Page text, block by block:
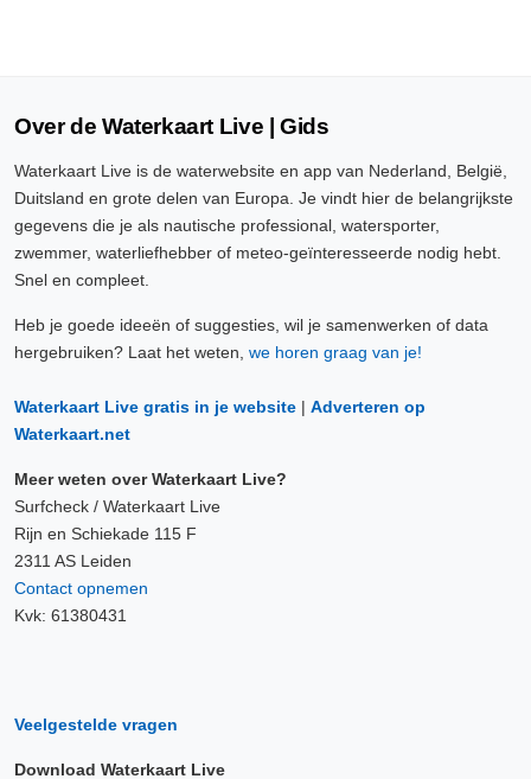
Over de Waterkaart Live | Gids
Waterkaart Live is de waterwebsite en app van Nederland, België,
Duitsland en grote delen van Europa. Je vindt hier de belangrijkste
gegevens die je als nautische professional, watersporter,
zwemmer, waterliefhebber of meteo-geïnteresseerde nodig hebt.
Snel en compleet.
Heb je goede ideeën of suggesties, wil je samenwerken of data
hergebruiken? Laat het weten, we horen graag van je!
Waterkaart Live gratis in je website | Adverteren op
Waterkaart.net
Meer weten over Waterkaart Live?
Surfcheck / Waterkaart Live
Rijn en Schiekade 115 F
2311 AS Leiden
Contact opnemen
Kvk: 61380431
Veelgestelde vragen
Download Waterkaart Live